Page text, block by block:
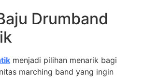
Drumband
menjadi pilihan menarik bagi
marching band yang ingin